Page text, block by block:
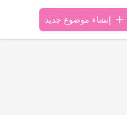
المستخدم
إنشاء موضوع جديد